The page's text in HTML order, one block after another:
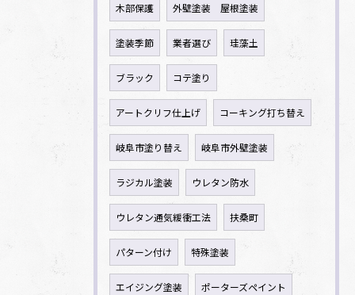
木部保護 外壁塗装 屋根塗装
塗装季節 業者選び 珪藻土
ブラック コテ塗り
アートクリフ仕上げ コーキング打ち替え
岐阜市塗り替え 岐阜市外壁塗装
ラジカル塗装 ウレタン防水
ウレタン通気緩衝工法 扶桑町
パターン付け 特殊塗装
エイジング塗装 ポーターズペイント